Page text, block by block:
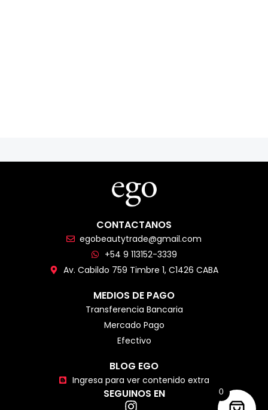
CONTACTANOS
egobeautytrade@gmail.com
+54 9 113152-3339
Av. Cabildo 759 Timbre 1, C1426 CABA
MEDIOS DE PAGO
Transferencia Bancaria
Mercado Pago
Efectivo
BLOG EGO
Ingresa para ver contenido extra
SEGUINOS EN 0